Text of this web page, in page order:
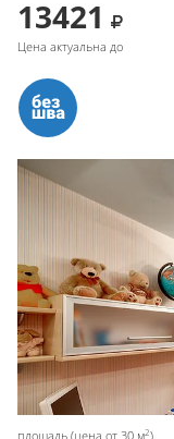
13421
Цена актуальна до
площадь (цена от 30 м2)